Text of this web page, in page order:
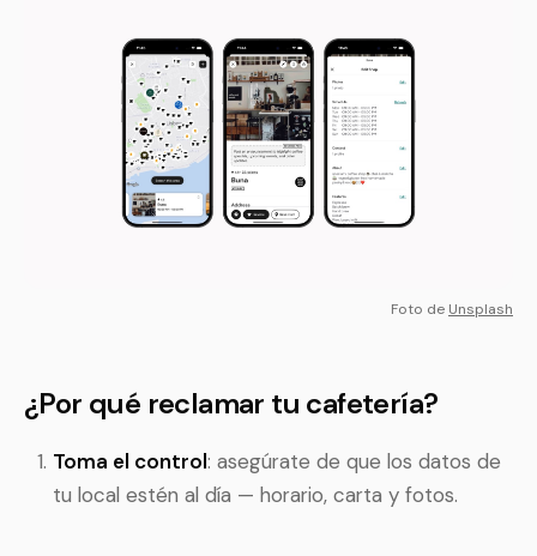
Foto de Unsplash
¿Por qué reclamar tu cafetería?
Toma el control: asegúrate de que los datos de
tu local estén al día — horario, carta y fotos.